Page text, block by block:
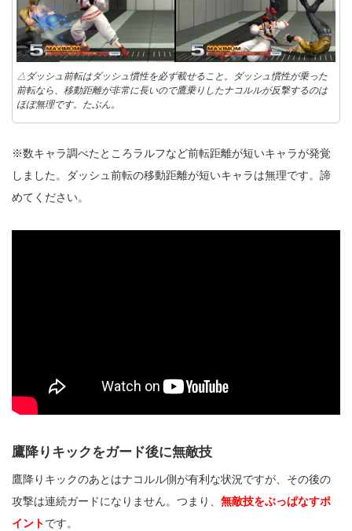
△ダッシュ前転はダッシュ慣性を必ず載せること。ダッシュ慣性が乗った
前転なら、移動距離が非常に長いので鷹乗りしたナコルルが反撃するのは
ほぼ無理です。たぶん。
※数キャラ調べたところラルフなど前転距離が短いキャラが発覚
しました。ダッシュ前転の移動距離が短いキャラは無理です。諦
めてください。
鷹降りキックをガード後に無敵技
鷹降りキックのあとはナコルル側が有利な状況ですが、その後の
攻撃は連続ガードになりません。つまり、 無敵技をぶっぱなすポ
イントです。